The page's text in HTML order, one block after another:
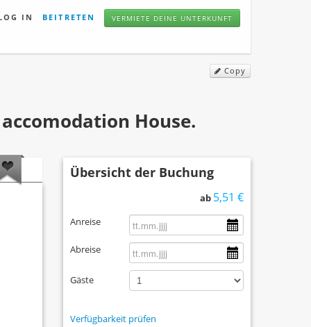
IN BEITRETEN VERMIETE DEINE UNTERKUNFT
Copy
House.
Übersicht der Buchung
ab 5,51 €
Anreise
Abreise
Gäste
Verfügbarkeit prüfen